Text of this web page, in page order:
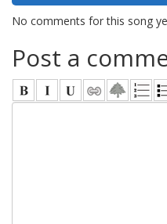
No comments for this song
Post a